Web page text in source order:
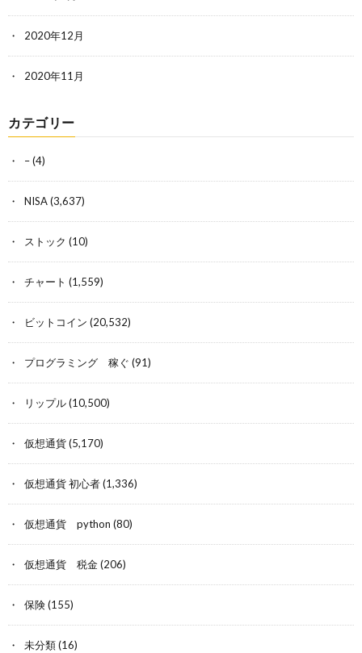
2020年12月
2020年11月
カテゴリー
–(4)
NISA(3,637)
ストック (10)
チャート (1,559)
ビットコイン (20,532)
プログラミング 稼ぐ (91)
リップル(10,500)
仮想通貨(5,170)
仮想通貨 初心者(1,336)
仮想通貨 python (80)
仮想通貨 税金(206)
保険(155)
未分類(16)